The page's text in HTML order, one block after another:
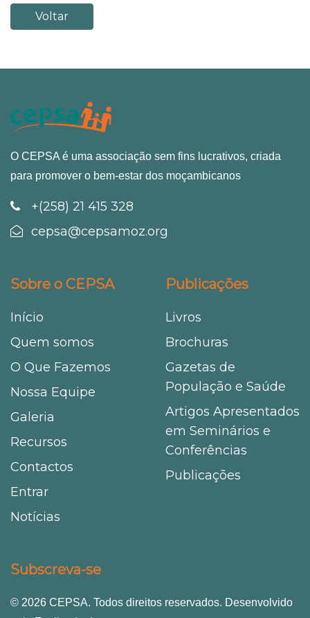
Voltar
O CEPSA é uma associação sem fins lucrativos, criada
para promover o bem-estar dos moçambicanos
+(258) 21 415 328
cepsa@cepsamoz.org
Sobre o CEPSA
Início
Quem somos
O Que Fazemos
Nossa Equipe
Galeria
Recursos
Contactos
Entrar
Notícias
Publicações
Livros
Brochuras
Gazetas de
População e Saúde
Artigos Apresentados
em Seminários e
Conferências
Publicações
Subscreva-se
© 2026 CEPSA. Todos direitos reservados. Desenvolvido